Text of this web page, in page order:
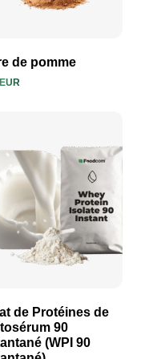
de pomme
Voir le produit
de Protéines de
90
(WPI 90